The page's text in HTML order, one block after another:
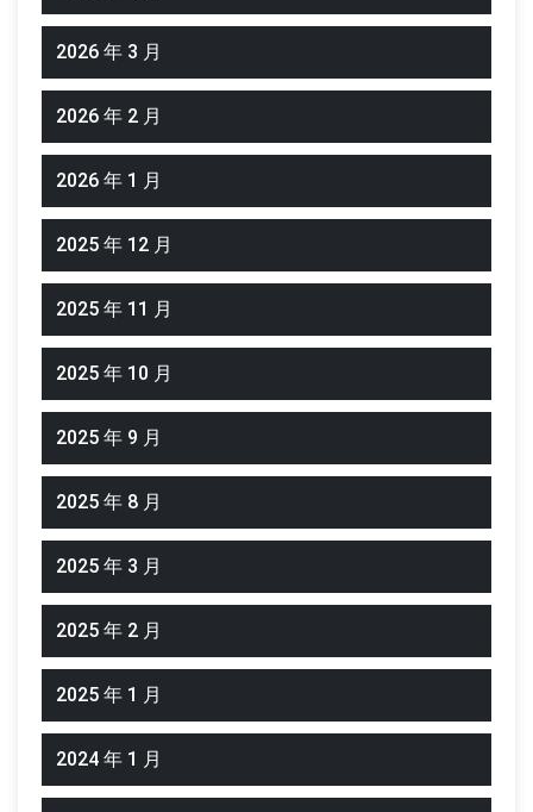
2026 年 3 月
2026 年 2 月
2026 年 1 月
2025 年 12 月
2025 年 11 月
2025 年 10 月
2025 年 9 月
2025 年 8 月
2025 年 3 月
2025 年 2 月
2025 年 1 月
2024 年 1 月